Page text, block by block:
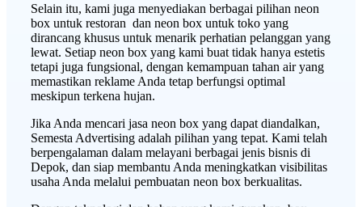
Selain itu, kami juga menyediakan berbagai pilihan neon
box untuk restoran dan neon box untuk toko yang
dirancang khusus untuk menarik perhatian pelanggan yang
lewat. Setiap neon box yang kami buat tidak hanya estetis
tetapi juga fungsional, dengan kemampuan tahan air yang
memastikan reklame Anda tetap berfungsi optimal
meskipun terkena hujan.
Jika Anda mencari jasa neon box yang dapat diandalkan,
Semesta Advertising adalah pilihan yang tepat. Kami telah
berpengalaman dalam melayani berbagai jenis bisnis di
Depok, dan siap membantu Anda meningkatkan visibilitas
usaha Anda melalui pembuatan neon box berkualitas.